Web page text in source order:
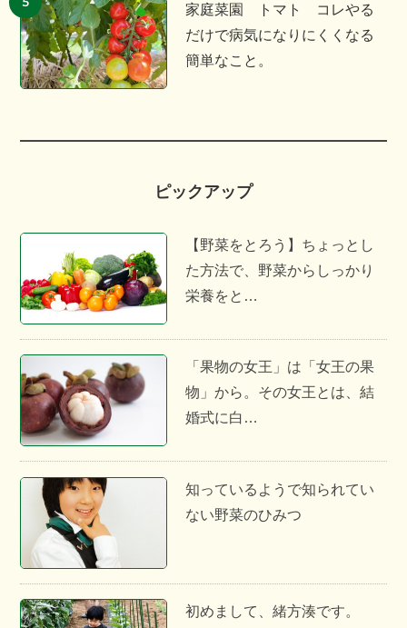
家庭菜園 トマト コレやる
だけで病気になりにくくなる
簡単なこと。
ピックアップ
【野菜をとろう】ちょっとし
た方法で、野菜からしっかり
栄養をと…
「果物の女王」は「女王の果
物」から。その女王とは、結
婚式に白…
知っているようで知られてい
ない野菜のひみつ
初めまして、緒方湊です。